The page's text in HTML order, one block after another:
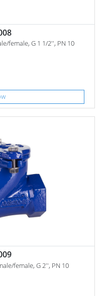
female, G 1 1/2'', PN 10
female, G 2'', PN 10